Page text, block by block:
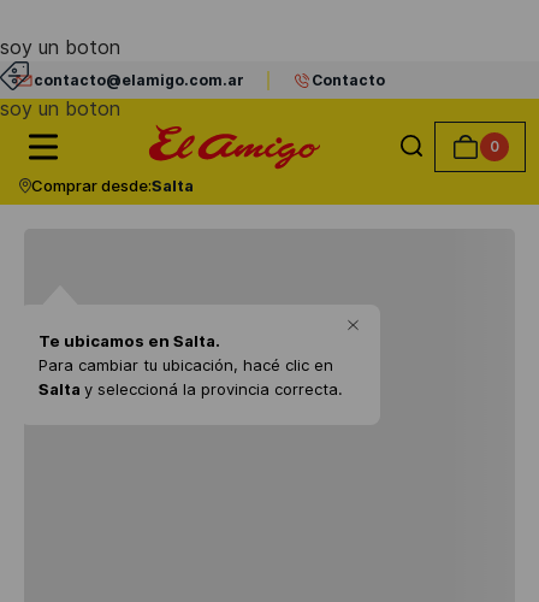
soy un boton
soy un boton
contacto@elamigo.com.ar Contacto
0
Comprar desde:Salta
Te ubicamos en Salta.
Para cambiar tu ubicación, hacé clic en
Salta y seleccioná la provincia correcta.